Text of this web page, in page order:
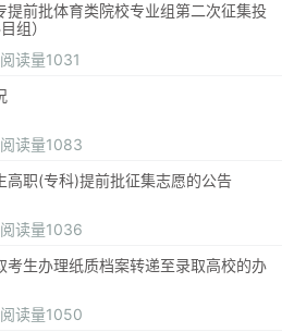
前批体育类院校专业组第二次征集投
组）
阅读量1031
阅读量1083
职(专科)提前批征集志愿的公告
阅读量1036
生办理纸质档案转递至录取高校的办
阅读量1050